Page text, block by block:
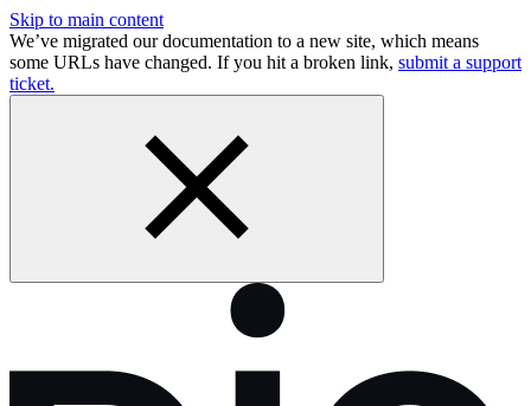
Skip to main content
We’ve migrated our documentation to a new site, which means
some URLs have changed. If you hit a broken link, submit a support
ticket.